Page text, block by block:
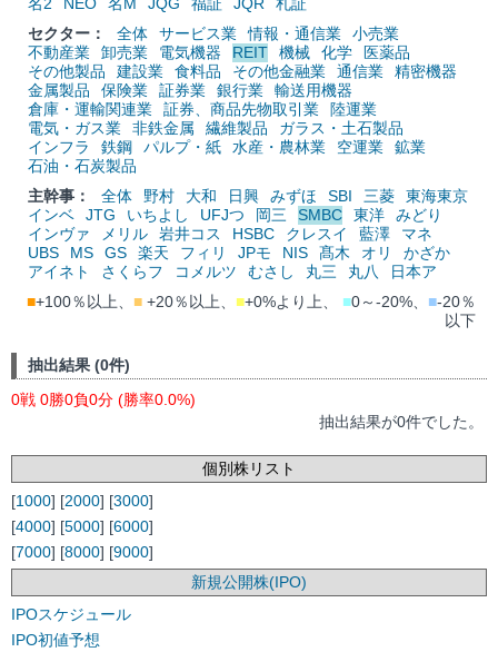
名2
NEO 名M JQG 福証 JQR
札証
セクター：
全体 サービス業 情報・通信業
小売業
不動産業
卸売業 電気機器 REIT 機械 化学
医薬品
その他製品
建設業 食料品 その他金融業 通信業
精密機器
金属製品
保険業 証券業 銀行業
輸送用機器
倉庫・運輸関連業
証券、商品先物取引業
陸運業
電気・ガス業
非鉄金属 繊維製品
ガラス・土石製品
インフラ
鉄鋼 パルプ・紙 水産・農林業 空運業
鉱業
石油・石炭製品
主幹事：
全体 野村 大和 日興 みずほ SBI 三菱
東海東京
インベ
JTG いちよし UFJつ 岡三 SMBC 東洋
みどり
インヴァ
メリル 岩井コス HSBC クレスイ 藍澤
マネ
UBS
MS GS 楽天 フィリ JPモ NIS 髙木 オリ
かざか
アイネト
さくらフ コメルツ むさし 丸三 丸八
日本ア
■+100％以上、 ■ +20％以上、 ■+0%より上、 ■0～-20%、 ■-20％
以下
抽出結果 (0件)
0戦 0勝0負0分 (勝率0.0%)
抽出結果が0件でした。
個別株リスト
[1000] [2000] [3000]
[4000] [5000] [6000]
[7000] [8000] [9000]
新規公開株(IPO)
IPOスケジュール
IPO初値予想